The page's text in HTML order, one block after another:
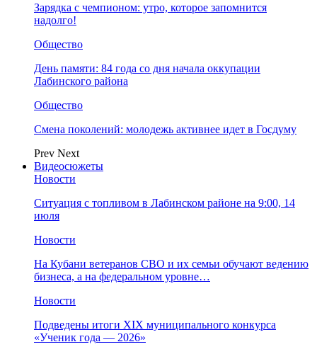
Зарядка с чемпионом: утро, которое запомнится
надолго!
Общество
День памяти: 84 года со дня начала оккупации
Лабинского района
Общество
Смена поколений: молодежь активнее идет в Госдуму
Prev Next
Видеосюжеты
Новости
Ситуация с топливом в Лабинском районе на 9:00, 14
июля
Новости
На Кубани ветеранов СВО и их семьи обучают ведению
бизнеса, а на федеральном уровне…
Новости
Подведены итоги XIX муниципального конкурса
«Ученик года — 2026»